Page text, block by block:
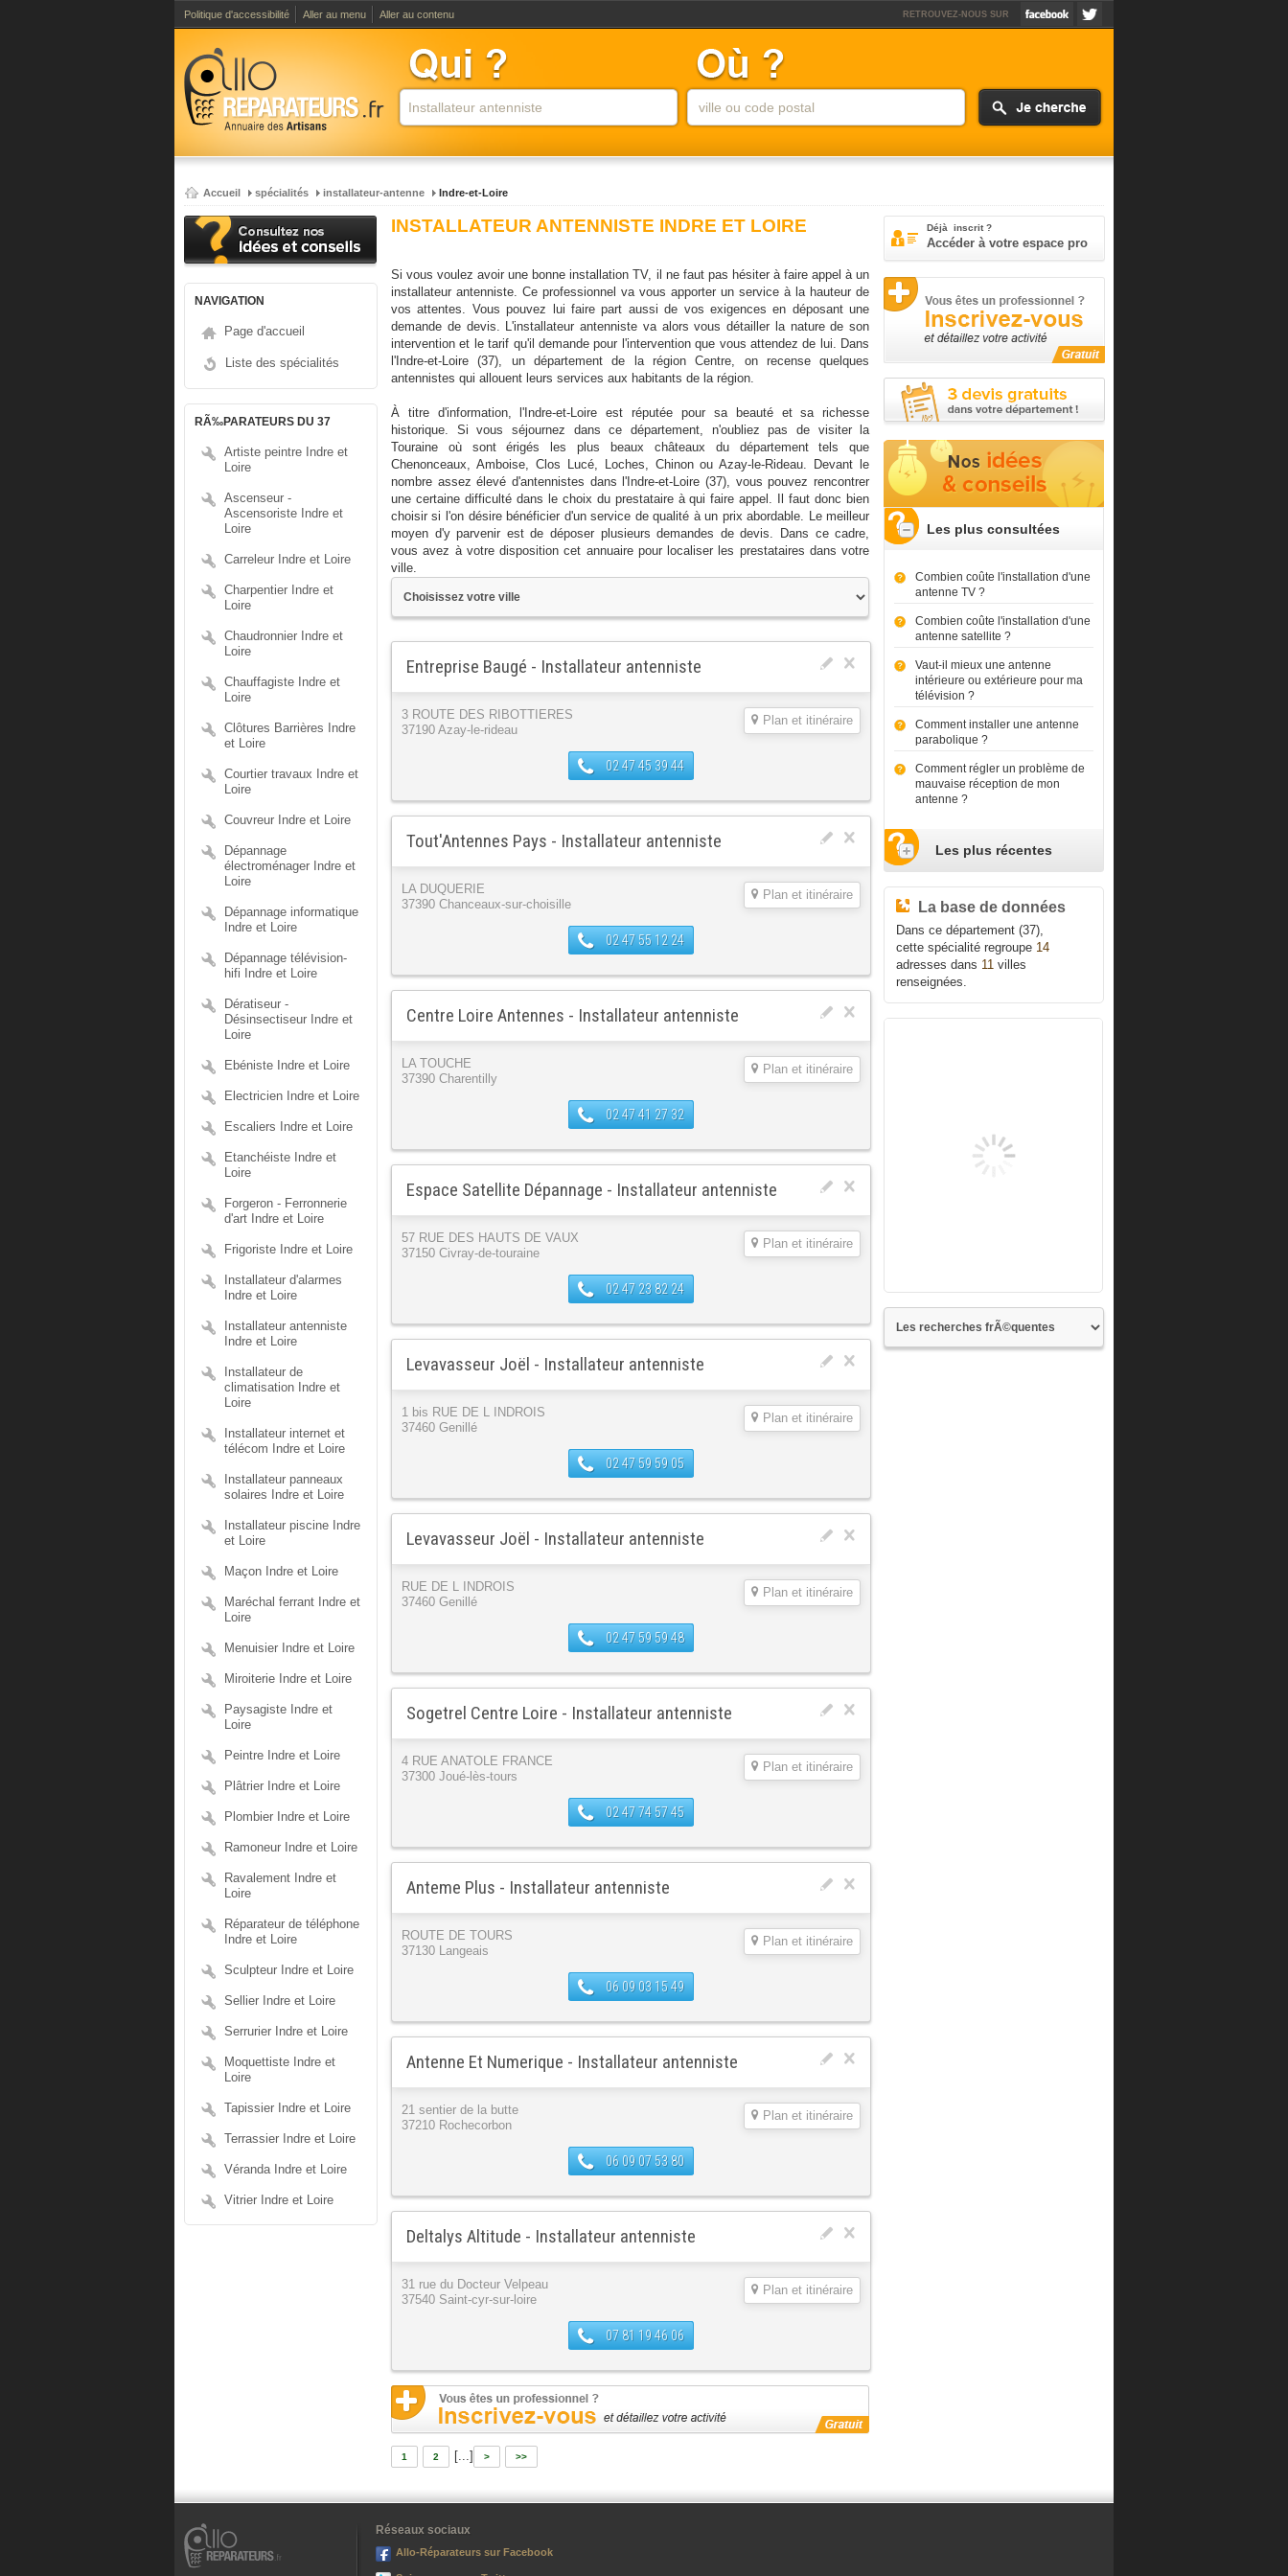
Politique d'accessibilité Aller au menu Aller au contenu RETROUVEZ-NOUS SUR
Accueil spécialités installateur-antenne Indre-et-Loire
NAVIGATION
Page d'accueil
Liste des spécialités
RÃ‰PARATEURS DU 37
Artiste peintre Indre et
Loire
Ascenseur -
Ascensoriste Indre et
Loire
Carreleur Indre et Loire
Charpentier Indre et
Loire
Chaudronnier Indre et
Loire
Chauffagiste Indre et
Loire
Clôtures Barrières Indre
et Loire
Courtier travaux Indre et
Loire
Couvreur Indre et Loire
Dépannage
électroménager Indre et
Loire
Dépannage informatique
Indre et Loire
Dépannage télévision-
hifi Indre et Loire
Dératiseur -
Désinsectiseur Indre et
Loire
Ebéniste Indre et Loire
Electricien Indre et Loire
Escaliers Indre et Loire
Etanchéiste Indre et
Loire
Forgeron - Ferronnerie
d'art Indre et Loire
Frigoriste Indre et Loire
Installateur d'alarmes
Indre et Loire
Installateur antenniste
Indre et Loire
Installateur de
climatisation Indre et
Loire
Installateur internet et
télécom Indre et Loire
Installateur panneaux
solaires Indre et Loire
Installateur piscine Indre
et Loire
Maçon Indre et Loire
Maréchal ferrant Indre et
Loire
Menuisier Indre et Loire
Miroiterie Indre et Loire
Paysagiste Indre et
Loire
Peintre Indre et Loire
Plâtrier Indre et Loire
Plombier Indre et Loire
Ramoneur Indre et Loire
Ravalement Indre et
Loire
Réparateur de téléphone
Indre et Loire
Sculpteur Indre et Loire
Sellier Indre et Loire
Serrurier Indre et Loire
Moquettiste Indre et
Loire
Tapissier Indre et Loire
Terrassier Indre et Loire
Véranda Indre et Loire
Vitrier Indre et Loire
INSTALLATEUR ANTENNISTE INDRE ET LOIRE
Si vous voulez avoir une bonne installation TV, il ne faut pas hésiter à faire appel à un
installateur antenniste. Ce professionnel va vous apporter un service à la hauteur de
vos attentes. Vous pouvez lui faire part aussi de vos exigences en déposant une
demande de devis. L'installateur antenniste va alors vous détailler la nature de son
intervention et le tarif qu'il demande pour l'intervention que vous attendez de lui. Dans
l'Indre-et-Loire (37), un département de la région Centre, on recense quelques
antennistes qui allouent leurs services aux habitants de la région.
À titre d'information, l'Indre-et-Loire est réputée pour sa beauté et sa richesse
historique. Si vous séjournez dans ce département, n'oubliez pas de visiter la
Touraine où sont érigés les plus beaux châteaux du département tels que
Chenonceaux, Amboise, Clos Lucé, Loches, Chinon ou Azay-le-Rideau. Devant le
nombre assez élevé d'antennistes dans l'Indre-et-Loire (37), vous pouvez rencontrer
une certaine difficulté dans le choix du prestataire à qui faire appel. Il faut donc bien
choisir si l'on désire bénéficier d'un service de qualité à un prix abordable. Le meilleur
moyen d'y parvenir est de déposer plusieurs demandes de devis. Dans ce cadre,
vous avez à votre disposition cet annuaire pour localiser les prestataires dans votre
ville.
Entreprise Baugé - Installateur antenniste
Plan et itinéraire
3 ROUTE DES RIBOTTIERES
37190 Azay-le-rideau
02 47 45 39 44
Tout'Antennes Pays - Installateur antenniste
Plan et itinéraire
LA DUQUERIE
37390 Chanceaux-sur-choisille
02 47 55 12 24
Centre Loire Antennes - Installateur antenniste
Plan et itinéraire
LA TOUCHE
37390 Charentilly
02 47 41 27 32
Espace Satellite Dépannage - Installateur antenniste
Plan et itinéraire
57 RUE DES HAUTS DE VAUX
37150 Civray-de-touraine
02 47 23 82 24
Levavasseur Joël - Installateur antenniste
Plan et itinéraire
1 bis RUE DE L INDROIS
37460 Genillé
02 47 59 59 05
Levavasseur Joël - Installateur antenniste
Plan et itinéraire
RUE DE L INDROIS
37460 Genillé
02 47 59 59 48
Sogetrel Centre Loire - Installateur antenniste
Plan et itinéraire
4 RUE ANATOLE FRANCE
37300 Joué-lès-tours
02 47 74 57 45
Anteme Plus - Installateur antenniste
Plan et itinéraire
ROUTE DE TOURS
37130 Langeais
06 09 03 15 49
Antenne Et Numerique - Installateur antenniste
Plan et itinéraire
21 sentier de la butte
37210 Rochecorbon
06 09 07 53 80
Deltalys Altitude - Installateur antenniste
Plan et itinéraire
31 rue du Docteur Velpeau
37540 Saint-cyr-sur-loire
07 81 19 46 06
1 2 [...] > >>
Déjà inscrit ?
Accéder à votre espace pro
Les plus consultées
Combien coûte l'installation d'une
antenne TV ?
Combien coûte l'installation d'une
antenne satellite ?
Vaut-il mieux une antenne
intérieure ou extérieure pour ma
télévision ?
Comment installer une antenne
parabolique ?
Comment régler un problème de
mauvaise réception de mon
antenne ?
Les plus récentes
La base de données
Dans ce département (37),
cette spécialité regroupe 14
adresses dans 11villes
renseignées.
Réseaux sociaux
Allo-Réparateurs sur Facebook